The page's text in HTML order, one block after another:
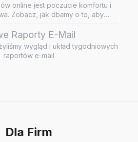
online jest poczucie komfortu i
Zobacz, jak dbamy o to, aby
Raporty E-Mail
wygląd i układ tygodniowych
raportów e-mail
Dla Firm